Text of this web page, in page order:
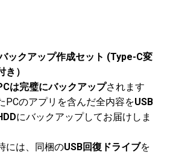
ックアップ作成セット (Type-C変
）
は完璧にバックアップされます
のアプリを含んだ全内容をUSB
にバックアップしてお届けしま
には、同梱のUSB回復ドライブを